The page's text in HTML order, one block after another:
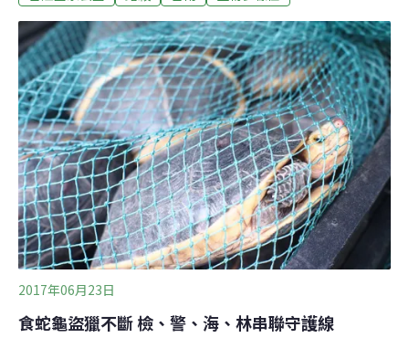
紅樹林及防風林邊緣，屬於夜行性，其洞穴可深達一到二
米。根據台江國家公園的調查，台江國家公園區內的防風
林可能是凶狠圓軸蟹最大棲地與族群數量最多的區域。安
南區青草崙堤岸一帶，農曆6月至9月在滿月後會有一個釋
幼高峰。天黑之後，成群結隊大腹便便的雌蟹便陸續自防
風林現身往海邊移動，一路得越過馬路並爬上陡峭的海堤
斜坡。台管處呼籲用路人行經時放慢車速。
2017年06月23日
食蛇龜盜獵不斷 檢、警、海、林串聯守護線